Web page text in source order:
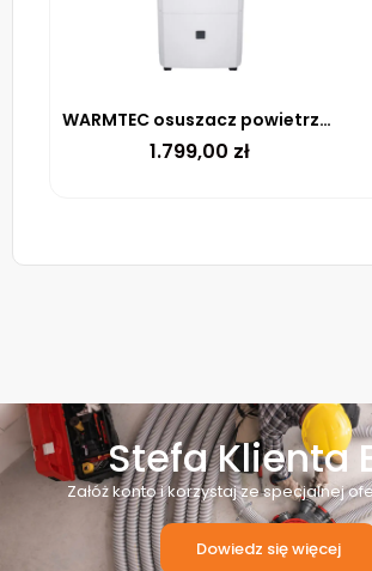
WARMTEC osuszacz powietrza ODT-50
1.799,00 zł
Stefa Klienta
Załóż konto i korzystaj ze specjalnej
Dowiedz się więcej